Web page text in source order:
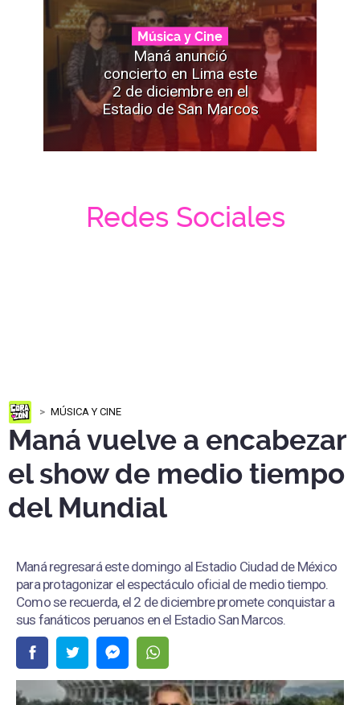
Música y Cine
Maná anunció
concierto en Lima este
2 de diciembre en el
Estadio de San Marcos
Redes Sociales
MÚSICA Y CINE
Maná vuelve a encabezar
el show de medio tiempo
del Mundial
Maná regresará este domingo al Estadio Ciudad de México
para protagonizar el espectáculo oficial de medio tiempo.
Como se recuerda, el 2 de diciembre promete conquistar a
sus fanáticos peruanos en el Estadio San Marcos.